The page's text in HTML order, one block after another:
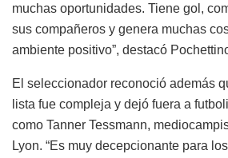
muchas oportunidades. Tiene gol,
sus compañeros y genera muchas
ambiente positivo”, destacó
El seleccionador reconoció además
lista fue compleja y dejó fuera a
como Tanner Tessmann,
Lyon. “Es muy decepcionante para